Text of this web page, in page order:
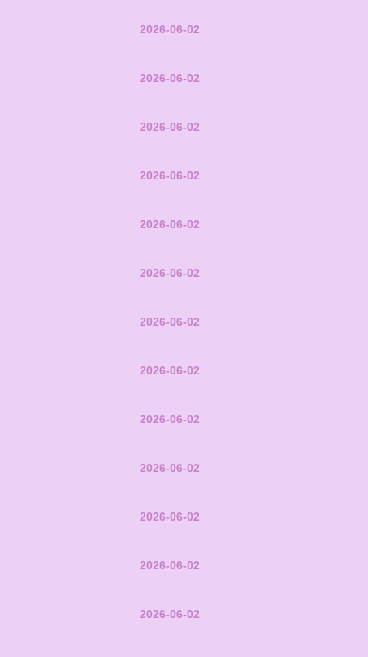
2026-06-02
2026-06-02
2026-06-02
2026-06-02
2026-06-02
2026-06-02
2026-06-02
2026-06-02
2026-06-02
2026-06-02
2026-06-02
2026-06-02
2026-06-02